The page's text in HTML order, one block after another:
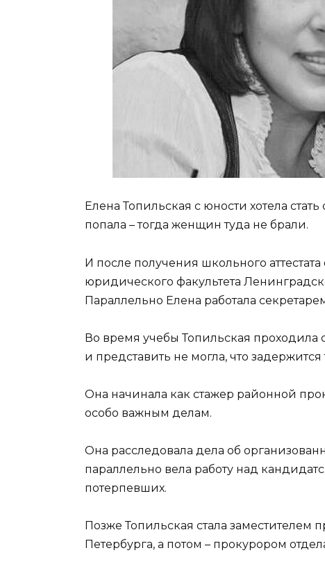
Елена Топильская с юности хотела
попала – тогда женщин туда не брали.
И после получения школьного
юридического факультета
Параллельно Елена работала
Во время учебы Топильская проходила
и представить не могла, что задержится
Она начинала как стажер районной
особо важным делам.
Она расследовала дела об
параллельно вела работу над
потерпевших.
Позже Топильская стала заместителем
Петербурга, а потом – прокурором